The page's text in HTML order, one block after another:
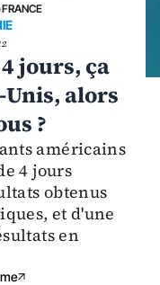
›FRANCE
jours, ça
alors
?
américains
4 jours
obtenus
et d'une
en